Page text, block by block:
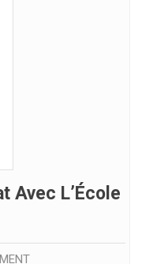
Avec L’École